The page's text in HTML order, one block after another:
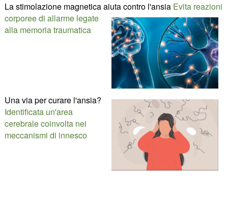
La stimolazione magnetica aiuta contro l'ansia Evita reazioni
corporee di allarme legate
alla memoria traumatica
Una via per curare l'ansia?
Identificata un'area
cerebrale coinvolta nei
meccanismi di innesco